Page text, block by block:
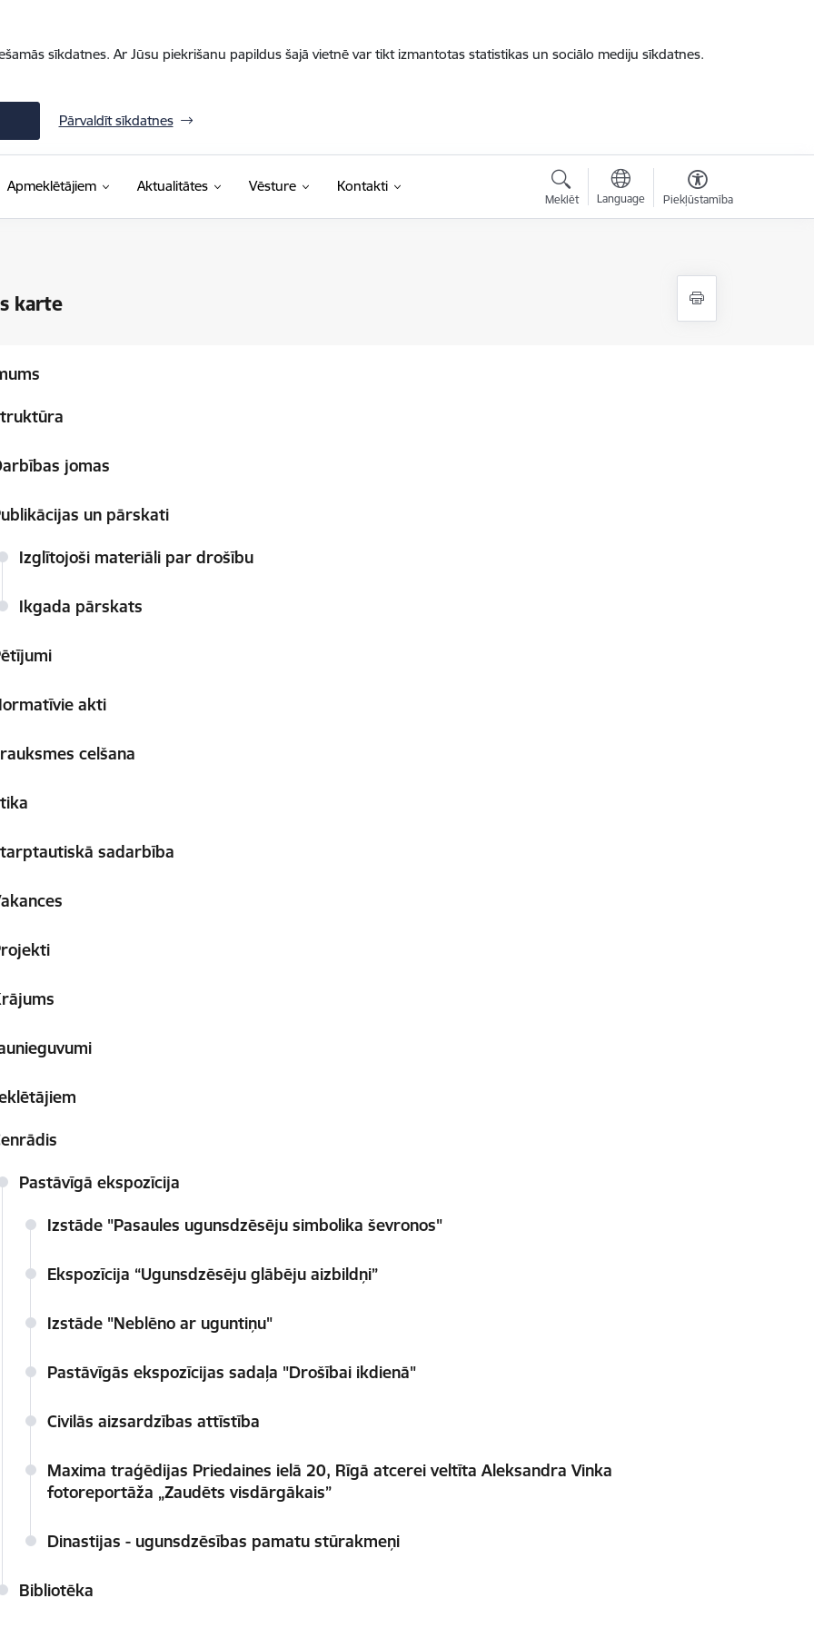
sīkdatnes. Ar Jūsu piekrišanu papildus šajā vietnē var tikt izmantotas statistikas un sociālo mediju sīkdatnes.
Pārvaldīt sīkdatnes
Apmeklētājiem Aktualitātes Vēsture Kontakti
Meklēt Language Piekļūstamība
karte
jomas
un pārskati
Izglītojoši materiāli par drošību
Ikgada pārskats
akti
celšana
sadarbība
Pastāvīgā ekspozīcija
Izstāde "Pasaules ugunsdzēsēju simbolika ševronos"
Ekspozīcija “Ugunsdzēsēju glābēju aizbildņi”
Izstāde "Neblēno ar uguntiņu"
Pastāvīgās ekspozīcijas sadaļa "Drošībai ikdienā"
Civilās aizsardzības attīstība
Maxima traģēdijas Priedaines ielā 20, Rīgā atcerei veltīta Aleksandra Vinka
fotoreportāža „Zaudēts visdārgākais”
Dinastijas - ugunsdzēsības pamatu stūrakmeņi
Bibliotēka